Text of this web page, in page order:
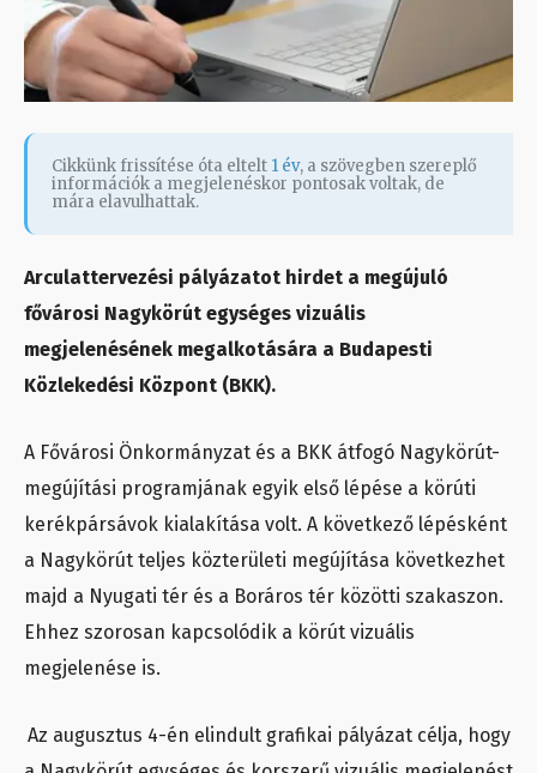
Cikkünk frissítése óta eltelt 1 év, a szövegben szereplő
információk a megjelenéskor pontosak voltak, de
mára elavulhattak.
Arculattervezési pályázatot hirdet a megújuló
fővárosi Nagykörút egységes vizuális
megjelenésének megalkotására a Budapesti
Közlekedési Központ (BKK).
A Fővárosi Önkormányzat és a BKK átfogó Nagykörút-
megújítási programjának egyik első lépése a körúti
kerékpársávok kialakítása volt. A következő lépésként
a Nagykörút teljes közterületi megújítása következhet
majd a Nyugati tér és a Boráros tér közötti szakaszon.
Ehhez szorosan kapcsolódik a körút vizuális
megjelenése is.
Az augusztus 4-én elindult grafikai pályázat célja, hogy